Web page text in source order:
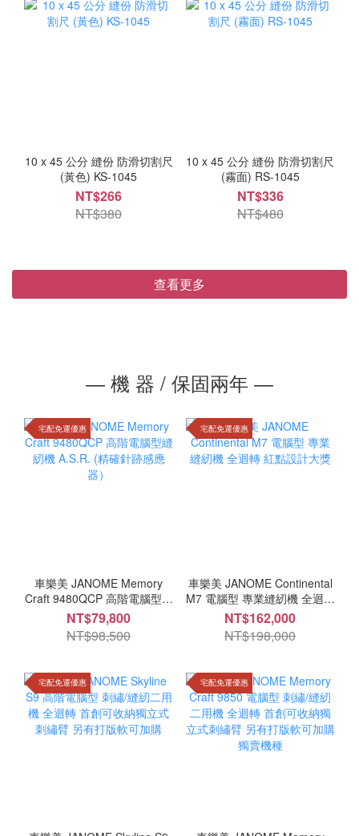
10 x 45 公分 縫份 防滑切割尺
(黃色) KS-1045
NT$266
NT$380
10 x 45 公分 縫份 防滑切割尺
(霧面) RS-1045
NT$336
NT$480
查看更多
― 機 器 / 保固兩年 ―
宅配免運優惠
車樂美 JANOME Memory
Craft 9480QCP 高階電腦型縫
紉機 A.S.R. (精確針跡感應
器）
NT$79,800
NT$98,500
宅配免運優惠
車樂美 JANOME Continental
M7 電腦型 專業縫紉機 全迴轉
紅點設計大獎
NT$162,000
NT$198,000
宅配免運優惠 宅配免運優惠